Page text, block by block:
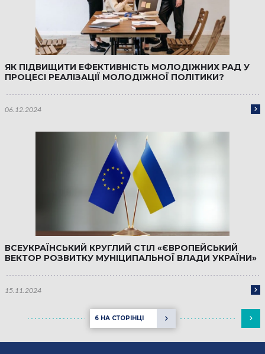
ЯК ПІДВИЩИТИ ЕФЕКТИВНІСТЬ МОЛОДІЖНИХ РАД У
ПРОЦЕСІ РЕАЛІЗАЦІЇ МОЛОДІЖНОЇ ПОЛІТИКИ?
06.12.2024
ВСЕУКРАЇНСЬКИЙ КРУГЛИЙ СТІЛ «ЄВРОПЕЙСЬКИЙ
ВЕКТОР РОЗВИТКУ МУНІЦИПАЛЬНОЇ ВЛАДИ УКРАЇНИ»
15.11.2024
6 НА СТОРІНЦІ